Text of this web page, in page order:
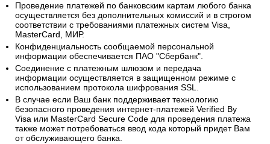
Проведение платежей по банковским картам любого банка
осуществляется без дополнительных комиссий и в строгом
соответствии с требованиями платежных систем Visa,
MasterCard, МИР.
Конфиденциальность сообщаемой персональной
информации обеспечивается ПАО "Сбербанк".
Соединение с платежным шлюзом и передача
информации осуществляется в защищенном режиме с
использованием протокола шифрования SSL.
В случае если Ваш банк поддерживает технологию
безопасного проведения интернет-платежей Verified By
Visa или MasterCard Secure Code для проведения платежа
также может потребоваться ввод кода который придет Вам
от обслуживающего банка.